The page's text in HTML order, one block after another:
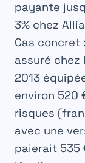
payante
3% chez
Cas concret :
assuré chez
2013
environ 520
risques
avec une
paierait 535